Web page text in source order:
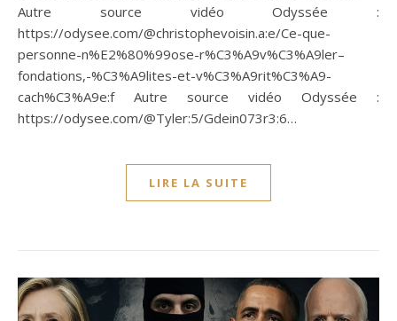
Autre source vidéo Odyssée :
https://odysee.com/@christophevoisin.a:e/Ce-que-
personne-n%E2%80%99ose-r%C3%A9v%C3%A9ler–
fondations,-%C3%A9lites-et-v%C3%A9rit%C3%A9-
cach%C3%A9e:f Autre source vidéo Odyssée :
https://odysee.com/@Tyler:5/Gdein073r3:6…
LIRE LA SUITE